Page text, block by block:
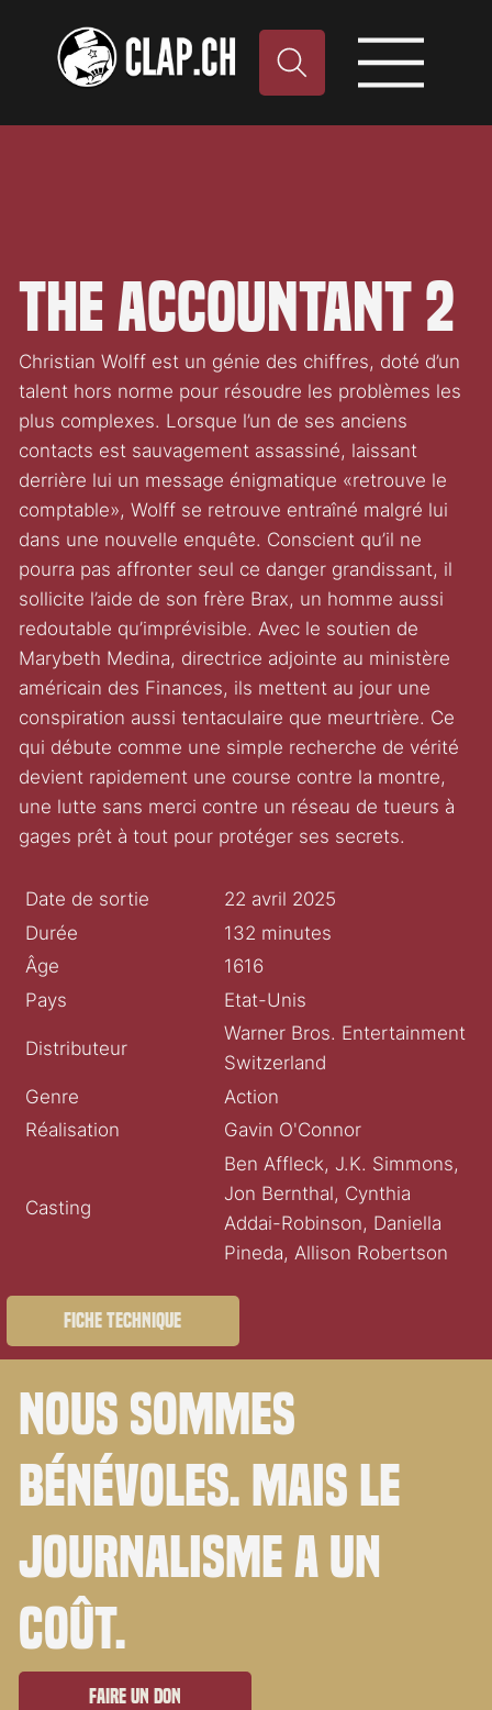
The Accountant 2
Christian Wolff est un génie des chiffres, doté d’un
talent hors norme pour résoudre les problèmes les
plus complexes. Lorsque l’un de ses anciens
contacts est sauvagement assassiné, laissant
derrière lui un message énigmatique «retrouve le
comptable», Wolff se retrouve entraîné malgré lui
dans une nouvelle enquête. Conscient qu’il ne
pourra pas affronter seul ce danger grandissant, il
sollicite l’aide de son frère Brax, un homme aussi
redoutable qu’imprévisible. Avec le soutien de
Marybeth Medina, directrice adjointe au ministère
américain des Finances, ils mettent au jour une
conspiration aussi tentaculaire que meurtrière. Ce
qui débute comme une simple recherche de vérité
devient rapidement une course contre la montre,
une lutte sans merci contre un réseau de tueurs à
gages prêt à tout pour protéger ses secrets.
Date de sortie
22 avril 2025
Durée
132 minutes
Âge
1616
Pays
Etat-Unis
Distributeur
Warner Bros. Entertainment
Switzerland
Genre
Action
Réalisation
Gavin O'Connor
Casting
Ben Affleck, J.K. Simmons,
Jon Bernthal, Cynthia
Addai-Robinson, Daniella
Pineda, Allison Robertson
Fiche technique
Nous sommes
bénévoles. Mais le
journalisme a un
coût.
Faire un don